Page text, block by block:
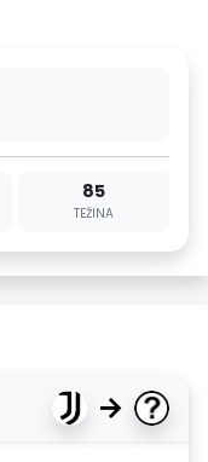
85
TEŽINA
→